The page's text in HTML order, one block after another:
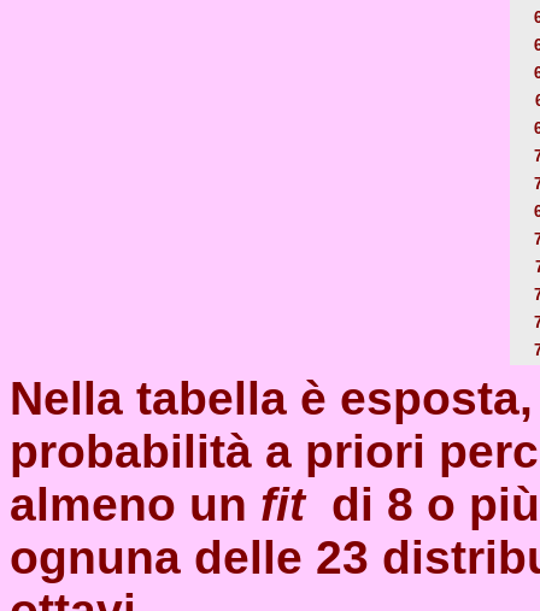
Nella tabella è
probabilità a priori
almeno un fit di 8 o
ognuna delle 23